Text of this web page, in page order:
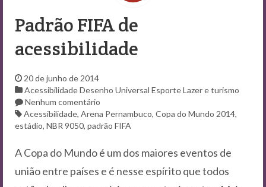
Padrão FIFA de
acessibilidade
20 de junho de 2014
AcessibilidadeDesenho Universal EsporteLazer e turismo
Nenhum comentário
Acessibilidade, Arena Pernambuco, Copa do Mundo 2014,
estádio, NBR 9050, padrão FIFA
A Copa do Mundo é um dos maiores eventos de
união entre países e é nesse espírito que todos